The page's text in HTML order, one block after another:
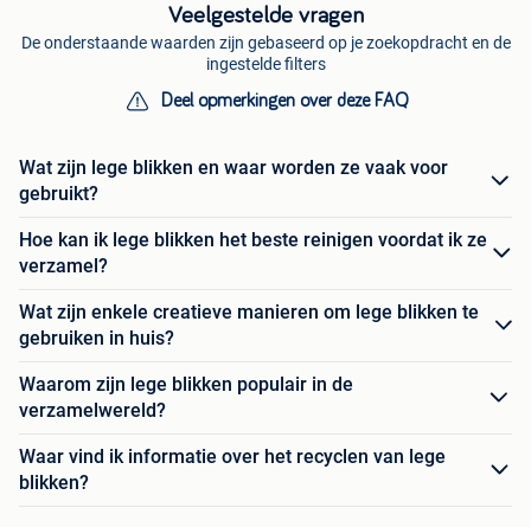
Veelgestelde vragen
De onderstaande waarden zijn gebaseerd op je zoekopdracht en de
ingestelde filters
Deel opmerkingen over deze FAQ
Wat zijn lege blikken en waar worden ze vaak voor
gebruikt?
Hoe kan ik lege blikken het beste reinigen voordat ik ze
verzamel?
Wat zijn enkele creatieve manieren om lege blikken te
gebruiken in huis?
Waarom zijn lege blikken populair in de
verzamelwereld?
Waar vind ik informatie over het recyclen van lege
blikken?